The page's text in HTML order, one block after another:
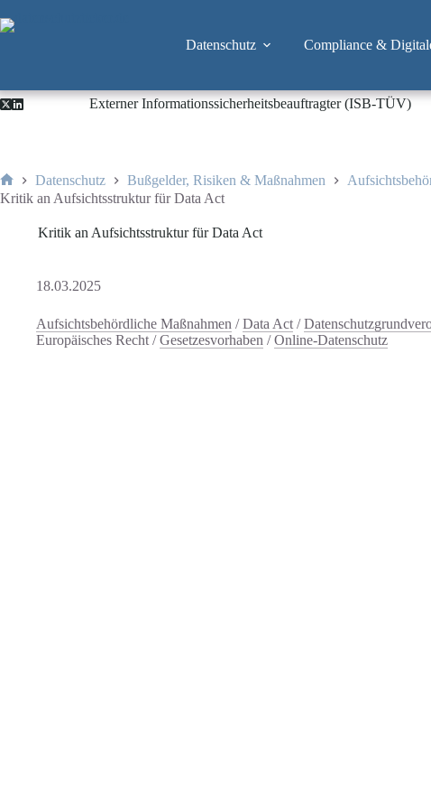
Inhalt
Datenschutz Compliance &
Externer Informationssicherheitsbeauftragter (ISB-TÜV)
Start
Datenschutz Bußgelder, Risiken & Maßnahmen
Kritik an Aufsichtsstruktur für Data Act
Kritik an Aufsichtsstruktur für Data Act
18.03.2025
Aufsichtsbehördliche Maßnahmen /Data Act /
Europäisches Recht /Gesetzesvorhaben /Online-Datenschutz